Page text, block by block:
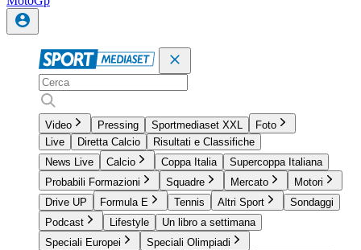
Video Pressing Sportmediaset XXL
Foto
Live
Diretta Calcio
Risultati e Classifiche
News Live
Calcio Coppa Italia
Supercoppa Italiana
Probabili Formazioni
Squadre Mercato
Motori
Drive UP
Formula E Tennis Altri Sport
Sondaggi
Podcast
Lifestyle
Un libro a settimana
Speciali Europei
Speciali Olimpiadi